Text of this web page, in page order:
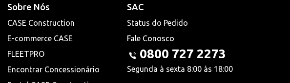
Sobre Nós
CASE Construction
E-commerce CASE
FLEETPRO
Encontrar Concessionário
SAC
Status do Pedido
Fale Conosco
0800 727 2273
Segunda à sexta 8:00 às 18:00